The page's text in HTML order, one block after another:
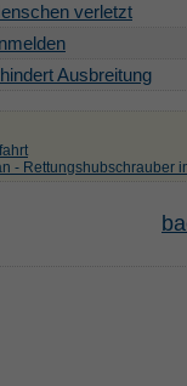
verletzt
Ausbreitung
- Rettungshubschrauber